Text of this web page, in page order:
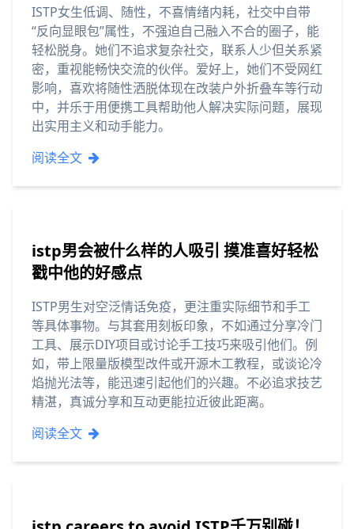
ISTP女生低调、随性，不喜情绪内耗，社交中自带
“反向显眼包”属性，不强迫自己融入不合的圈子，能
轻松脱身。她们不追求复杂社交，联系人少但关系紧
密，重视能畅快交流的伙伴。爱好上，她们不受网红
影响，喜欢将随性洒脱体现在改装户外折叠车等行动
中，并乐于用便携工具帮助他人解决实际问题，展现
出实用主义和动手能力。
阅读全文
istp男会被什么样的人吸引 摸准喜好轻松
戳中他的好感点
ISTP男生对空泛情话免疫，更注重实际细节和手工
等具体事物。与其套用刻板印象，不如通过分享冷门
工具、展示DIY项目或讨论手工技巧来吸引他们。例
如，带上限量版模型改件或开源木工教程，或谈论冷
焰抛光法等，能迅速引起他们的兴趣。不必追求技艺
精湛，真诚分享和互动更能拉近彼此距离。
阅读全文